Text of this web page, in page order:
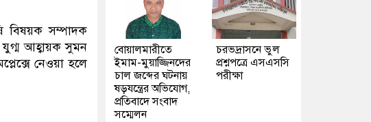
বিষয়ক সম্পাদক
আহ্বায়ক সুমন
নেওয়া হলে
বোয়ালমারীতে
ইমাম-মুয়াজ্জিনদের
চাল জব্দের ঘটনায়
ষড়যন্ত্রের অভিযোগ,
প্রতিবাদে সংবাদ
সম্মেলন
চরভদ্রাসনে ভুল
প্রশ্নপত্রে এসএসসি
পরীক্ষা